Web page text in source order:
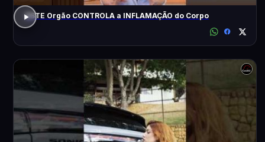
ESTE Orgão CONTROLA a INFLAMAÇÃO do Corpo